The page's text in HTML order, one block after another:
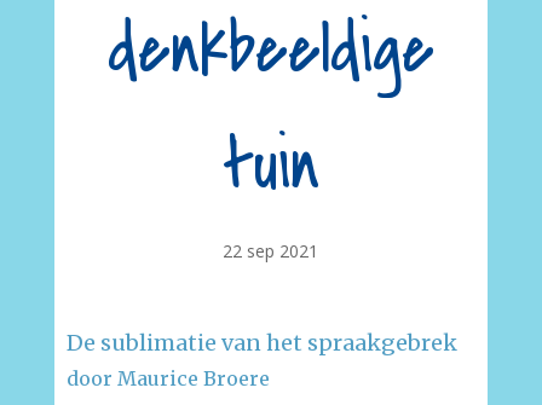
denkbeeldige
tuin
22 sep 2021
De sublimatie van het spraakgebrek
door Maurice Broere